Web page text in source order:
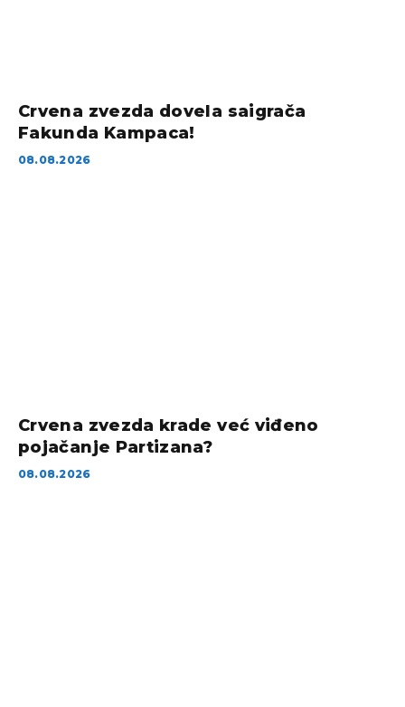
Crvena zvezda dovela saigrača
Fakunda Kampaca!
08.08.2026
Crvena zvezda krade već viđeno
pojačanje Partizana?
08.08.2026